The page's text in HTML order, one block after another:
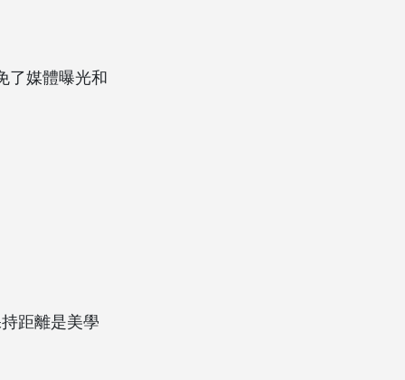
了媒體曝光和
距離是美學